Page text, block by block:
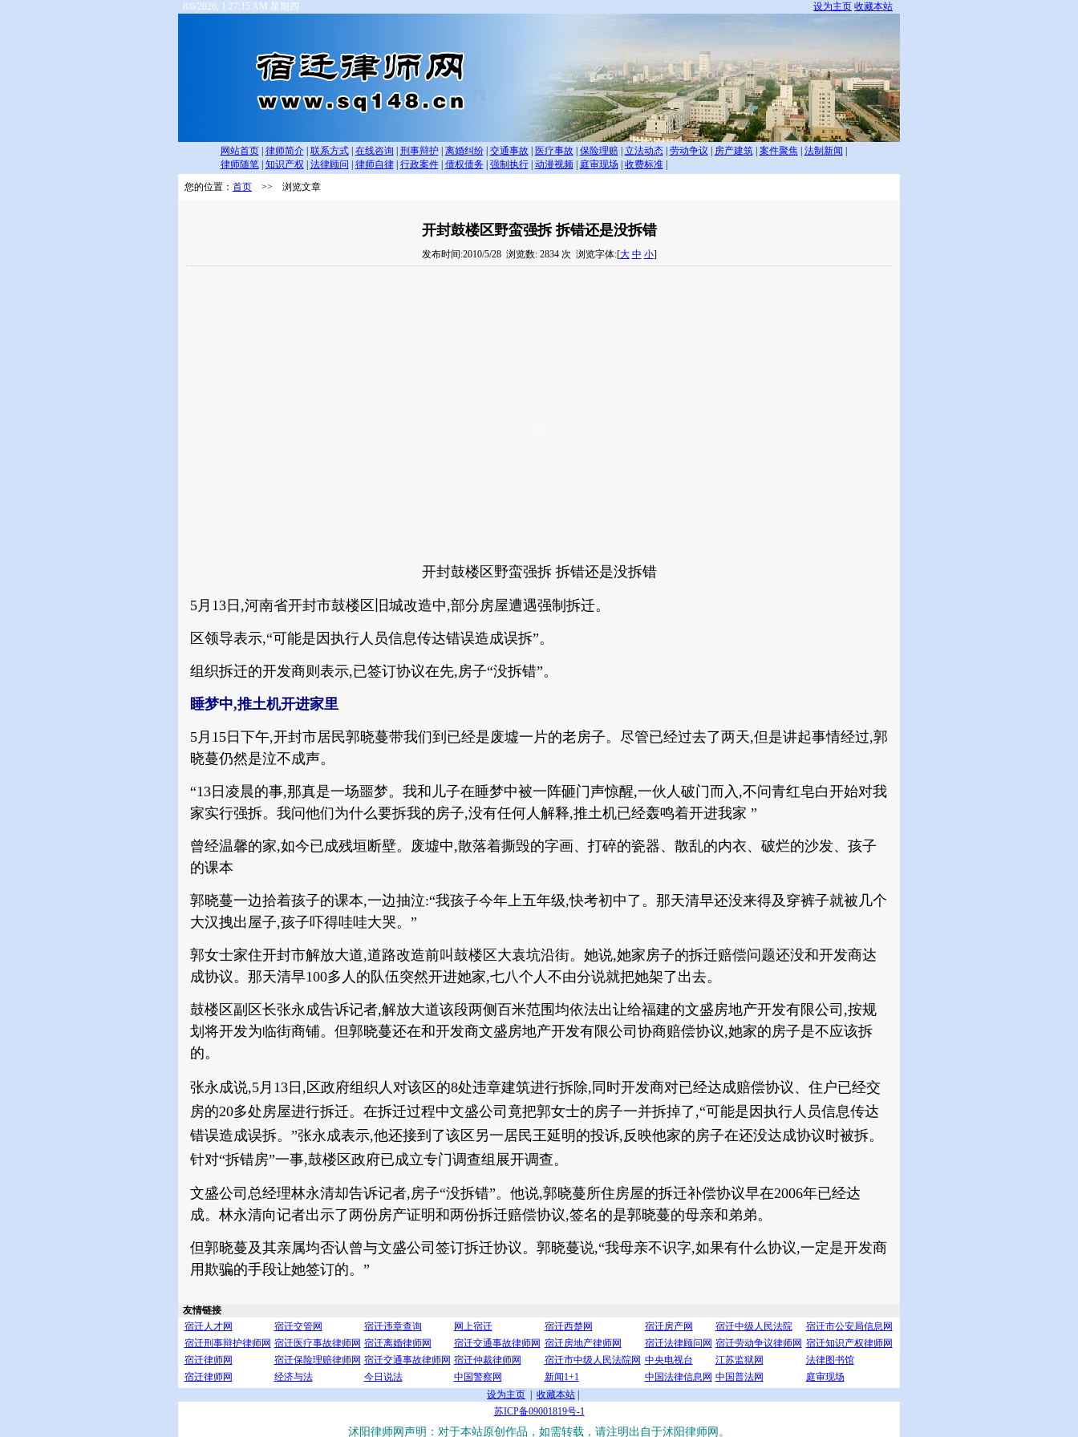
8/6/2026, 1:27:16 AM 星期四 设为主页 收藏本站
网站首页 律师简介 联系方式| 在线咨询 刑事辩护 离婚纠纷 交通事故 医疗事故 保险理赔 立法动态 劳动争议 房产建筑 案件聚焦 法制新闻
律师随笔
知识产权 法律顾问 律师自律 行政案件 债权债务 强制执行| 动漫视频| 庭审现场| 收费标准|
您的位置： 首页 >> 浏览文章
开封鼓楼区野蛮强拆 拆错还是没拆错
发布时间:2010/5/28 浏览数: 2834 次 浏览字体:[大 中 小]
开封鼓楼区野蛮强拆 拆错还是没拆错
5月13日,河南省开封市鼓楼区旧城改造中,部分房屋遭遇强制拆迁。
区领导表示,“可能是因执行人员信息传达错误造成误拆”。
组织拆迁的开发商则表示,已签订协议在先,房子“没拆错”。
睡梦中,推土机开进家里
5月15日下午,开封市居民郭晓蔓带我们到已经是废墟一片的老房子。尽管已经过去了两天,但是讲起事情经过,郭
晓蔓仍然是泣不成声。
“13日凌晨的事,那真是一场噩梦。我和儿子在睡梦中被一阵砸门声惊醒,一伙人破门而入,不问青红皂白开始对我
家实行强拆。我问他们为什么要拆我的房子,没有任何人解释,推土机已经轰鸣着开进我家 ”
曾经温馨的家,如今已成残垣断壁。废墟中,散落着撕毁的字画、打碎的瓷器、散乱的内衣、破烂的沙发、孩子
的课本
郭晓蔓一边拾着孩子的课本,一边抽泣:“我孩子今年上五年级,快考初中了。那天清早还没来得及穿裤子就被几个
大汉拽出屋子,孩子吓得哇哇大哭。”
郭女士家住开封市解放大道,道路改造前叫鼓楼区大袁坑沿街。她说,她家房子的拆迁赔偿问题还没和开发商达
成协议。那天清早100多人的队伍突然开进她家,七八个人不由分说就把她架了出去。
鼓楼区副区长张永成告诉记者,解放大道该段两侧百米范围均依法出让给福建的文盛房地产开发有限公司,按规
划将开发为临街商铺。但郭晓蔓还在和开发商文盛房地产开发有限公司协商赔偿协议,她家的房子是不应该拆
的。
张永成说,5月13日,区政府组织人对该区的8处违章建筑进行拆除,同时开发商对已经达成赔偿协议、住户已经交
房的20多处房屋进行拆迁。在拆迁过程中文盛公司竟把郭女士的房子一并拆掉了,“可能是因执行人员信息传达
错误造成误拆。”张永成表示,他还接到了该区另一居民王延明的投诉,反映他家的房子在还没达成协议时被拆。
针对“拆错房”一事,鼓楼区政府已成立专门调查组展开调查。
文盛公司总经理林永清却告诉记者,房子“没拆错”。他说,郭晓蔓所住房屋的拆迁补偿协议早在2006年已经达
成。林永清向记者出示了两份房产证明和两份拆迁赔偿协议,签名的是郭晓蔓的母亲和弟弟。
但郭晓蔓及其亲属均否认曾与文盛公司签订拆迁协议。郭晓蔓说,“我母亲不识字,如果有什么协议,一定是开发商
用欺骗的手段让她签订的。”
友情链接
宿迁人才网
宿迁交管网 宿迁违章查询 网上宿迁 宿迁西楚网 宿迁房产网 宿迁中级人民法院
宿迁市公安局信息网
宿迁刑事辩护律师网 宿迁医疗事故律师网 宿迁离婚律师网 宿迁交通事故律师网 宿迁房地产律师网 宿迁法律顾问网 宿迁劳动争议律师网 宿迁知识产权律师网
宿迁律师网
宿迁保险理赔律师网 宿迁交通事故律师网 宿迁仲裁律师网 宿迁市中级人民法院网 中央电视台 江苏监狱网
法律图书馆
宿迁律师网
经济与法 今日说法 中国警察网 新闻1+1 中国法律信息网 中国普法网
庭审现场
设为主页
收藏本站
苏ICP备09001819号-1
沭阳律师网声明：对于本站原创作品，如需转载，请注明出自于沭阳律师网。